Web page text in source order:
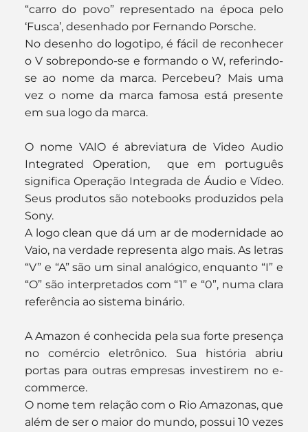
“carro do povo” representado na época pelo
‘Fusca’, desenhado por Fernando Porsche.
No desenho do logotipo, é fácil de reconhecer
o V sobrepondo-se e formando o W, referindo-
se ao nome da marca. Percebeu? Mais uma
vez o nome da marca famosa está presente
em sua logo da marca.
O nome VAIO é abreviatura de Video Audio
Integrated Operation,  que em português
significa Operação Integrada de Áudio e Vídeo.
Seus produtos são notebooks produzidos pela
Sony.
A logo clean que dá um ar de modernidade ao
Vaio, na verdade representa algo mais. As letras
“V” e “A” são um sinal analógico, enquanto “I” e
“O” são interpretados com “1” e “0”, numa clara
referência ao sistema binário.
A Amazon é conhecida pela sua forte presença
no comércio eletrônico. Sua história abriu
portas para outras empresas investirem no e-
commerce.
O nome tem relação com o Rio Amazonas, que
além de ser o maior do mundo, possui 10 vezes